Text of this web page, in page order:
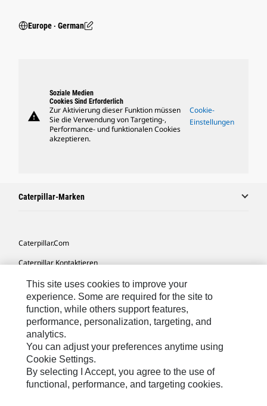
Europe ‧ German
warning
Soziale Medien
Cookies Sind Erforderlich
Zur Aktivierung dieser Funktion müssen
Sie die Verwendung von Targeting-,
Performance- und funktionalen Cookies
akzeptieren.
Cookie-
Einstellungen
Caterpillar-Marken
Caterpillar.com
Caterpillar Kontaktieren
Meine Marketing-Präferenzen
Seitenübersicht
Cookie Settings
Rechtliche Hinweise
Datenschutz
This site uses cookies to improve your
experience. Some are required for the site to
function, while others support features,
performance, personalization, targeting, and
analytics.
You can adjust your preferences anytime using
Cookie Settings.
By selecting I Accept, you agree to the use of
functional, performance, and targeting cookies.